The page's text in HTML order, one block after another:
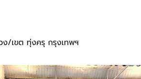
/เขต ทุ่งครุ กรุงเทพฯ